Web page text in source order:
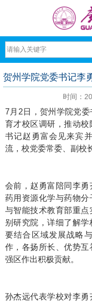
贺州学院党委书记李
时间：
7月2日，贺州学院党
育才校区调研，推动
书记赵勇富会见来宾
流，校党委常委、副校
会前，赵勇富陪同李
药用资源化学与药物
与智能技术教育部重点
别研究院，详细了解学
要结合区域发展战略
作，各扬所长、优势
强区作出积极贡献。
孙杰远代表学校对李勇